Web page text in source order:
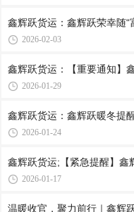
鑫辉跃货运：鑫辉跃荣幸随
2026-02-03
鑫辉跃货运：【重要通知】
2026-01-29
鑫辉跃货运：鑫辉跃暖冬提
2026-01-24
鑫辉跃货运;【紧急提醒】鑫
2026-01-17
温暖收官，聚力前行｜鑫辉